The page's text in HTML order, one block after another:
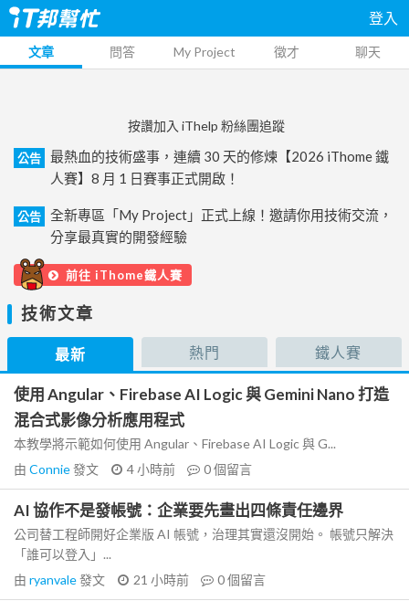
登入
文章 問答 My Project 徵才 聊天
按讚加入 iThelp 粉絲團追蹤
公告
最熱血的技術盛事，連續 30 天的修煉【2026 iThome 鐵
人賽】8 月 1 日賽事正式開啟！
公告
全新專區「My Project」正式上線！邀請你用技術交流，
分享最真實的開發經驗
前往 iThome鐵人賽
技術文章
最新 熱門 鐵人賽
使用 Angular、Firebase AI Logic 與 Gemini Nano 打造
混合式影像分析應用程式
本教學將示範如何使用 Angular、Firebase AI Logic 與 G...
由 Connie發文 4 小時前 0個留言
AI 協作不是發帳號：企業要先畫出四條責任邊界
公司替工程師開好企業版 AI 帳號，治理其實還沒開始。 帳號只解決
「誰可以登入」...
由 ryanvale發文 21 小時前 0個留言